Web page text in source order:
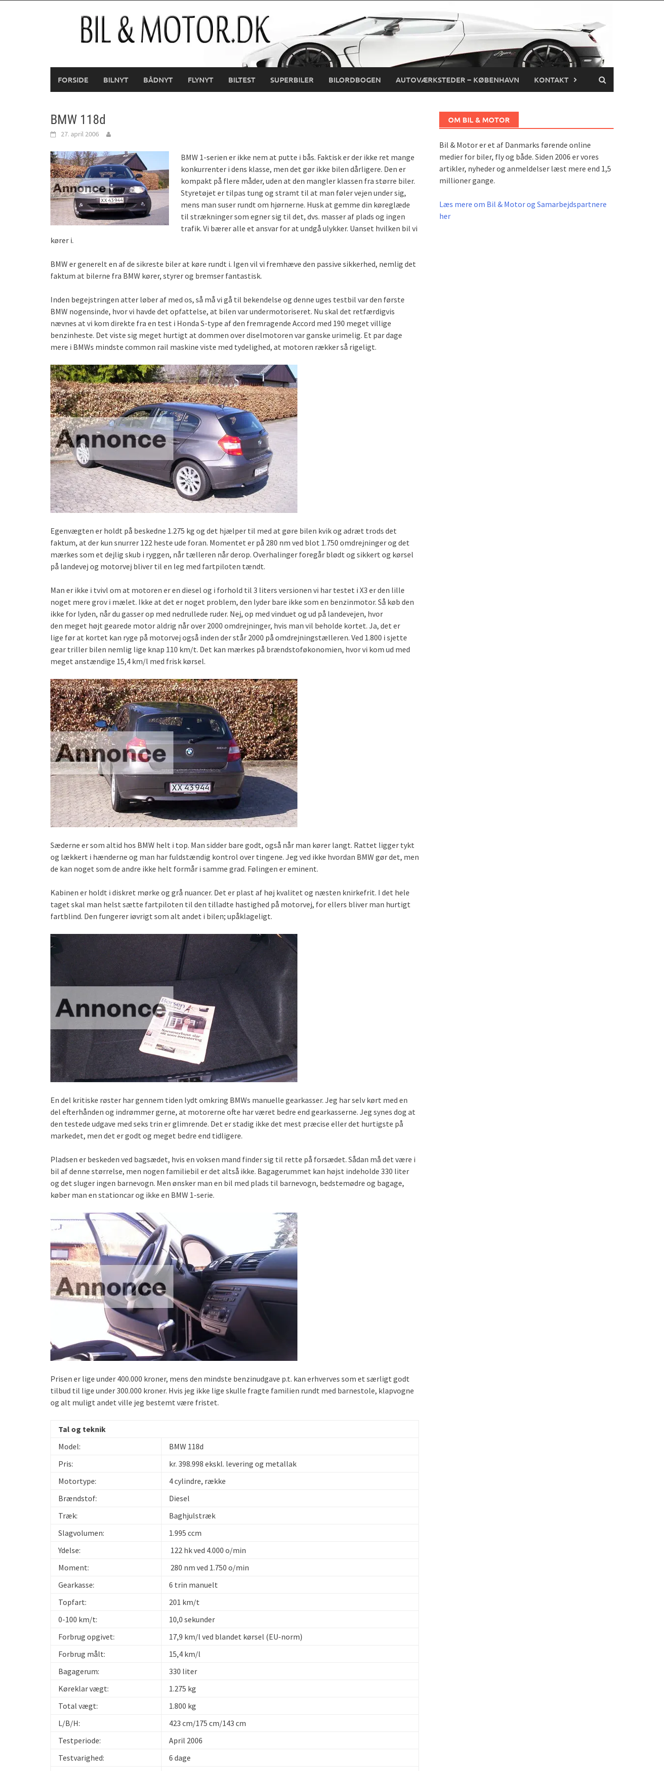
FORSIDE BILNYT BÅDNYT FLYNYT BILTEST SUPERBILER BILORDBOGEN AUTOVÆRKSTEDER – KØBENHAVN KONTAKT
BMW 118d
27. april 2006
BMW 1-serien er ikke nem at putte i bås. Faktisk er der ikke ret mange
konkurrenter i dens klasse, men det gør ikke bilen dårligere. Den er
kompakt på flere måder, uden at den mangler klassen fra større biler.
Styretøjet er tilpas tung og stramt til at man føler vejen under sig,
mens man suser rundt om hjørnerne. Husk at gemme din køreglæde
til strækninger som egner sig til det, dvs. masser af plads og ingen
trafik. Vi bærer alle et ansvar for at undgå ulykker. Uanset hvilken bil vi
kører i.
BMW er generelt en af de sikreste biler at køre rundt i. Igen vil vi fremhæve den passive sikkerhed, nemlig det
faktum at bilerne fra BMW kører, styrer og bremser fantastisk.
Inden begejstringen atter løber af med os, så må vi gå til bekendelse og denne uges testbil var den første
BMW nogensinde, hvor vi havde det opfattelse, at bilen var undermotoriseret. Nu skal det retfærdigvis
nævnes at vi kom direkte fra en test i Honda S-type af den fremragende Accord med 190 meget villige
benzinheste. Det viste sig meget hurtigt at dommen over diselmotoren var ganske urimelig. Et par dage
mere i BMWs mindste common rail maskine viste med tydelighed, at motoren rækker så rigeligt.
Egenvægten er holdt på beskedne 1.275 kg og det hjælper til med at gøre bilen kvik og adræt trods det
faktum, at der kun snurrer 122 heste ude foran. Momentet er på 280 nm ved blot 1.750 omdrejninger og det
mærkes som et dejlig skub i ryggen, når tælleren når derop. Overhalinger foregår blødt og sikkert og kørsel
på landevej og motorvej bliver til en leg med fartpiloten tændt.
Man er ikke i tvivl om at motoren er en diesel og i forhold til 3 liters versionen vi har testet i X3 er den lille
noget mere grov i mælet. Ikke at det er noget problem, den lyder bare ikke som en benzinmotor. Så køb den
ikke for lyden, når du gasser op med nedrullede ruder. Nej, op med vinduet og ud på landevejen, hvor
den meget højt gearede motor aldrig når over 2000 omdrejninger, hvis man vil beholde kortet. Ja, det er
lige før at kortet kan ryge på motorvej også inden der står 2000 på omdrejningstælleren. Ved 1.800 i sjette
gear triller bilen nemlig lige knap 110 km/t. Det kan mærkes på brændstoføkonomien, hvor vi kom ud med
meget anstændige 15,4 km/l med frisk kørsel.
Sæderne er som altid hos BMW helt i top. Man sidder bare godt, også når man kører langt. Rattet ligger tykt
og lækkert i hænderne og man har fuldstændig kontrol over tingene. Jeg ved ikke hvordan BMW gør det, men
de kan noget som de andre ikke helt formår i samme grad. Følingen er eminent.
Kabinen er holdt i diskret mørke og grå nuancer. Det er plast af høj kvalitet og næsten knirkefrit. I det hele
taget skal man helst sætte fartpiloten til den tilladte hastighed på motorvej, for ellers bliver man hurtigt
fartblind. Den fungerer iøvrigt som alt andet i bilen; upåklageligt.
En del kritiske røster har gennem tiden lydt omkring BMWs manuelle gearkasser. Jeg har selv kørt med en
del efterhånden og indrømmer gerne, at motorerne ofte har været bedre end gearkasserne. Jeg synes dog at
den testede udgave med seks trin er glimrende. Det er stadig ikke det mest præcise eller det hurtigste på
markedet, men det er godt og meget bedre end tidligere.
Pladsen er beskeden ved bagsædet, hvis en voksen mand finder sig til rette på forsædet. Sådan må det være i
bil af denne størrelse, men nogen familiebil er det altså ikke. Bagagerummet kan højst indeholde 330 liter
og det sluger ingen barnevogn. Men ønsker man en bil med plads til barnevogn, bedstemødre og bagage,
køber man en stationcar og ikke en BMW 1-serie.
Prisen er lige under 400.000 kroner, mens den mindste benzinudgave p.t. kan erhverves som et særligt godt
tilbud til lige under 300.000 kroner. Hvis jeg ikke lige skulle fragte familien rundt med barnestole, klapvogne
og alt muligt andet ville jeg bestemt være fristet.
Tal og teknik
Model:
BMW 118d
Pris:
kr. 398.998 ekskl. levering og metallak
Motortype:
4 cylindre, række
Brændstof:
Diesel
Træk:
Baghjulstræk
Slagvolumen:
1.995 ccm
Ydelse:
122 hk ved 4.000 o/min
Moment:
280 nm ved 1.750 o/min
Gearkasse:
6 trin manuelt
Topfart:
201 km/t
0-100 km/t:
10,0 sekunder
Forbrug opgivet:
17,9 km/l ved blandet kørsel (EU-norm)
Forbrug målt:
15,4 km/l
Bagagerum:
330 liter
Køreklar vægt:
1.275 kg
Total vægt:
1.800 kg
L/B/H:
423 cm/175 cm/143 cm
Testperiode:
April 2006
Testvarighed:
6 dage
OM BIL & MOTOR
Bil & Motor er et af Danmarks førende online
medier for biler, fly og både. Siden 2006 er vores
artikler, nyheder og anmeldelser læst mere end 1,5
millioner gange.
Læs mere om Bil & Motor og Samarbejdspartnere
her